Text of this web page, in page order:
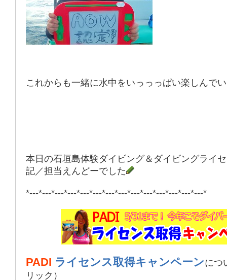
これからも一緒に水中をいっっっぱい楽しんで
本日の石垣島体験ダイビング＆ダイビングライ
記／担当えんどーでした
*---*---*---*---*---*---*---*---*---*---*---*---*---*---*
PADI ライセンス取得キャンペーンにつ
リック）